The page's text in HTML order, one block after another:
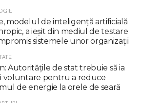
modelul de inteligenţă artificială
a ieşit din mediul de testare
sistemele unor organizaţii
Autoritățile de stat trebuie să ia
voluntare pentru a reduce
de energie la orele de seară